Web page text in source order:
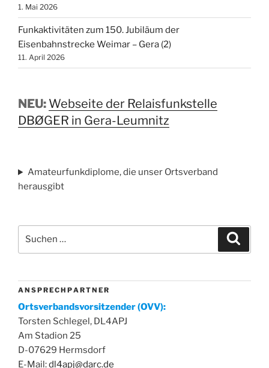
1. Mai 2026
Funkaktivitäten zum 150. Jubiläum der
Eisenbahnstrecke Weimar – Gera (2)
11. April 2026
NEU: Webseite der Relaisfunkstelle
DBØGER in Gera-Leumnitz
Amateurfunkdiplome, die unser Ortsverband
herausgibt
nach:
A N S P R E C H P A R T N E R
Ortsverbandsvorsitzender (OVV):
Torsten Schlegel, DL4APJ
Am Stadion 25
D-07629 Hermsdorf
E-Mail:dl4apj@darc.de